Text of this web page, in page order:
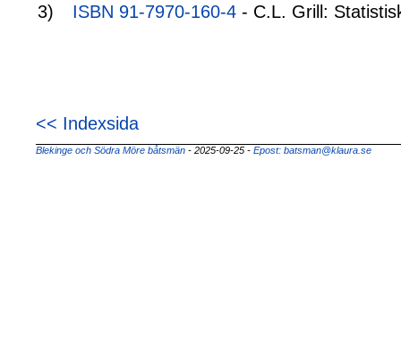
3) ISBN 91-7970-160-4 - C.L. Grill:
<< Indexsida
Blekinge och Södra Möre båtsmän - 2025-09-25 - Epost: batsman@klaura.se